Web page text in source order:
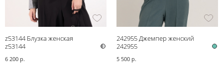
z53144 Блузка женская
z53144
6 200 р.
242955 Джемпер женский
242955
5 500 р.